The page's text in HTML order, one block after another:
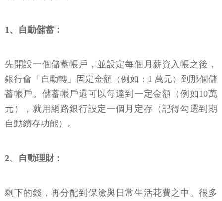
1、自動儲蓄：
先開設一個儲蓄帳戶，並設定每個月薪資入帳之後，
銀行會「自動轉」固定金額（例如：1 萬元）到那個儲
蓄帳戶。儲蓄帳戶還可以每達到一定金額（例如10萬
元），就用網路銀行設定一個月定存（記得勾選到期
自動續存功能）。
2、自動理財：
剩下的錢，再分配到保險與日常生活花費之中。很多